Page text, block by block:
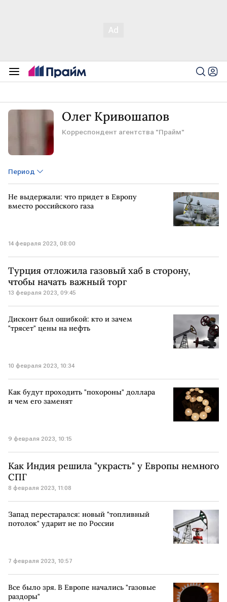
Олег Кривошапов
Корреспондент агентства "Прайм"
Период
Не выдержали: что придет в Европу
вместо российского газа
14 февраля 2023, 08:00
Турция отложила газовый хаб в сторону,
чтобы начать важный торг
13 февраля 2023, 09:45
Дисконт был ошибкой: кто и зачем
"трясет" цены на нефть
10 февраля 2023, 10:34
Как будут проходить "похороны" доллара
и чем его заменят
9 февраля 2023, 10:15
Как Индия решила "украсть" у Европы немного
СПГ
8 февраля 2023, 11:08
Запад перестарался: новый "топливный
потолок" ударит не по России
7 февраля 2023, 10:57
Все было зря. В Европе начались "газовые
раздоры"